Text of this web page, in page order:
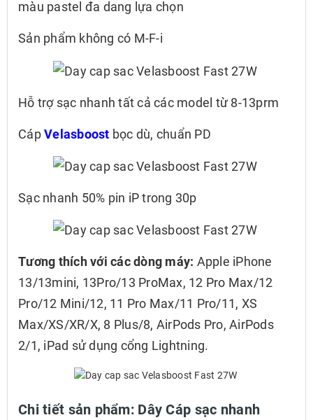
màu pastel đa dang lựa chọn
Sản phẩm không có M-F-i
Hỗ trợ sạc nhanh tất cả các model từ 8-13prm
CápVelasboost bọc dù, chuẩn PD
Sạc nhanh 50% pin iP trong 30p
Tương thích với các dòng máy: Apple iPhone
13/13mini, 13Pro/13 ProMax, 12 Pro Max/12
Pro/12 Mini/12, 11 Pro Max/11 Pro/11, XS
Max/XS/XR/X, 8 Plus/8, AirPods Pro, AirPods
2/1, iPad sử dụng cổng Lightning.
Chi tiết sản phẩm: Dây Cáp sạc nhanh